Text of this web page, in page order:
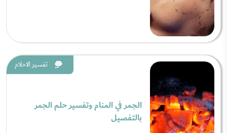
تفسير الاحلام
الجمر في المنام وتفسير حلم الجمر
بالتفصيل